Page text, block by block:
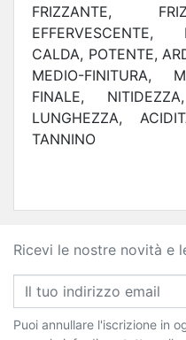
FRIZZANTE,
EFFERVESCENTE,
CALDA, POTENTE,
MEDIO-FINITURA,
FINALE,
LUNGHEZZA,
TANNINO
Ricevi le nostre novità e
Puoi annullare l'iscrizione in